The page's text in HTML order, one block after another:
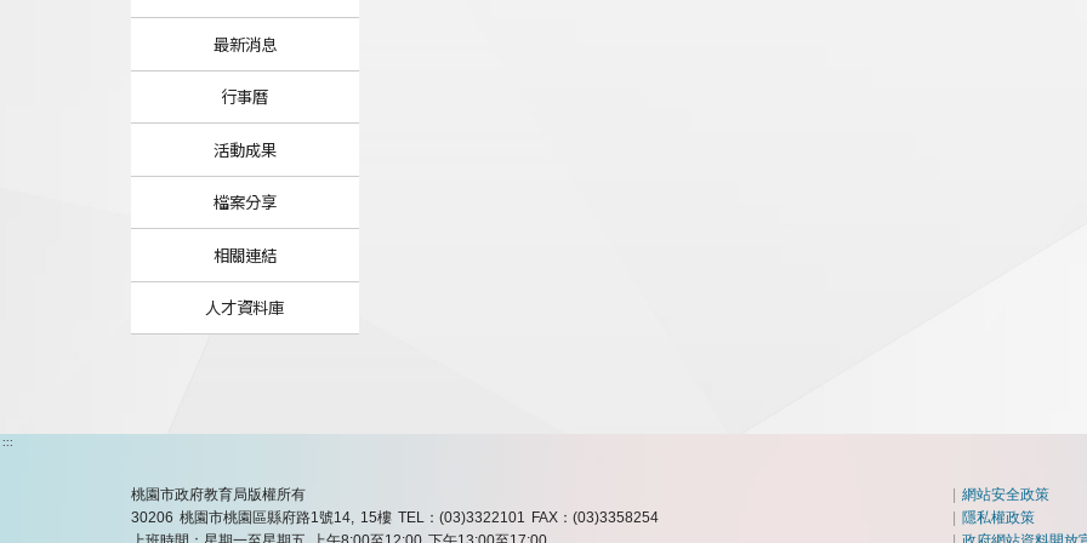
最新消息
行事曆
活動成果
檔案分享
相關連結
人才資料庫
:::
桃園市政府教育局版權所有
30206 桃園市桃園區縣府路1號14, 15樓 TEL：(03)3322101
FAX：(03)3358254
|網站安全政策
|隱私權政策